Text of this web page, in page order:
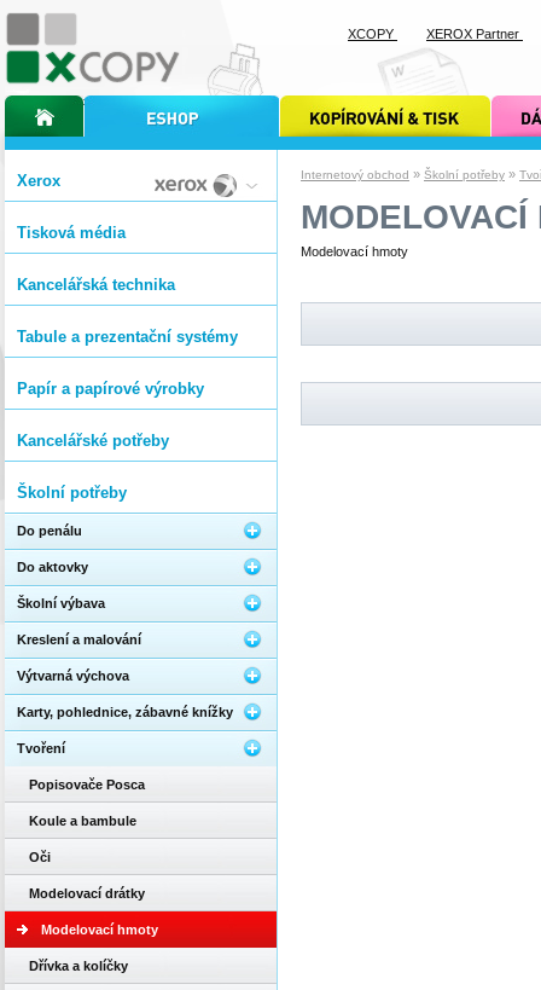
Internetový obchod » Školní potřeby »
MODELOVACÍ
Modelovací hmoty
Xerox
Tisková média
Kancelářská technika
Tabule a prezentační systémy
Papír a papírové výrobky
Kancelářské potřeby
Školní potřeby
Do penálu
Do aktovky
Školní výbava
Kreslení a malování
Výtvarná výchova
Karty, pohlednice, zábavné knížky
Tvoření
Popisovače Posca
Koule a bambule
Oči
Modelovací drátky
Modelovací hmoty
Dřívka a kolíčky
úvodní stránka xcopyinternetový obchod xcopy kopírování a tisk xcopy dárkové
XCOPY XEROX Partner